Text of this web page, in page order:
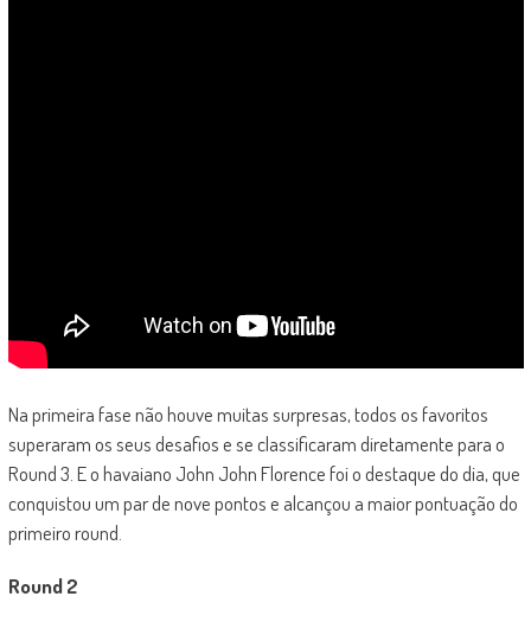
Na primeira fase não houve muitas surpresas, todos os favoritos
superaram os seus desafios e se classificaram diretamente para o
Round 3. E o havaiano John John Florence foi o destaque do dia, que
conquistou um par de nove pontos e alcançou a maior pontuação do
primeiro round.
Round 2